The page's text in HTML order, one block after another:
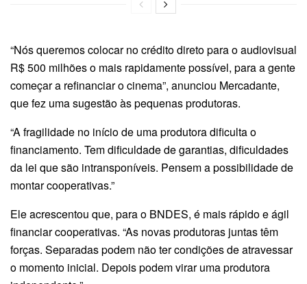
“Nós queremos colocar no crédito direto para o audiovisual
R$ 500 milhões o mais rapidamente possível, para a gente
começar a refinanciar o cinema”, anunciou Mercadante,
que fez uma sugestão às pequenas produtoras.
“A fragilidade no início de uma produtora dificulta o
financiamento. Tem dificuldade de garantias, dificuldades
da lei que são intransponíveis. Pensem a possibilidade de
montar cooperativas.”
Ele acrescentou que, para o BNDES, é mais rápido e ágil
financiar cooperativas. “As novas produtoras juntas têm
forças. Separadas podem não ter condições de atravessar
o momento inicial. Depois podem virar uma produtora